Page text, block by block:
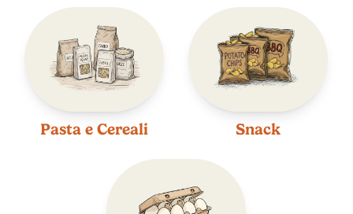
Pasta e Cereali Snack